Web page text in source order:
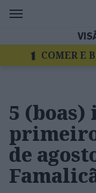
COMER E
5 (boas)
de